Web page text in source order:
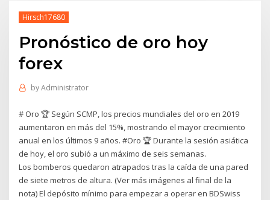
Hirsch17680
Pronóstico de oro hoy
forex
byAdministrator
# Oro 🏆 Según SCMP, los precios mundiales del oro en 2019
aumentaron en más del 15%, mostrando el mayor crecimiento
anual en los últimos 9 años. #Oro 🏆 Durante la sesión asiática
de hoy, el oro subió a un máximo de seis semanas.
Los bomberos quedaron atrapados tras la caída de una pared
de siete metros de altura. (Ver más imágenes al final de la
nota) El depósito mínimo para empezar a operar en BDSwiss